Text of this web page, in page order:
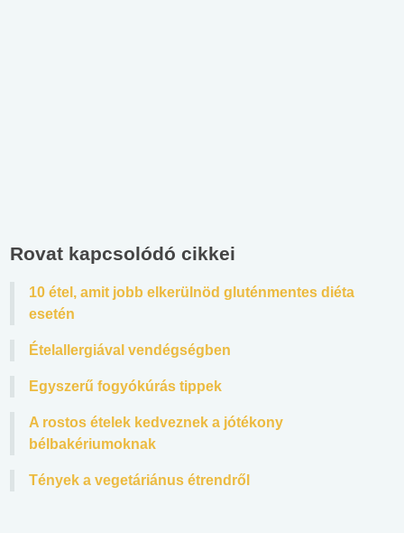
Rovat kapcsolódó cikkei
10 étel, amit jobb elkerülnöd gluténmentes diéta
esetén
Ételallergiával vendégségben
Egyszerű fogyókúrás tippek
A rostos ételek kedveznek a jótékony
bélbakériumoknak
Tények a vegetáriánus étrendről